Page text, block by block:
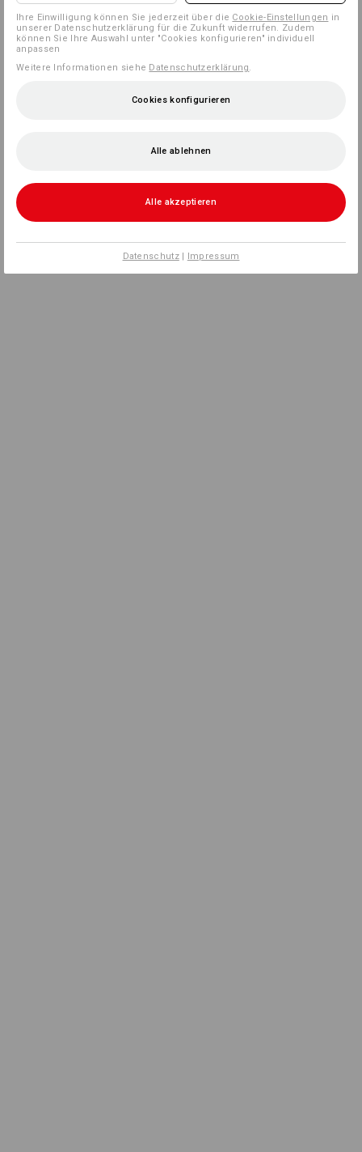
Ihre Einwilligung können Sie jederzeit über die Cookie-Einstellungen in
unserer Datenschutzerklärung für die Zukunft widerrufen. Zudem
können Sie Ihre Auswahl unter "Cookies konfigurieren" individuell
anpassen
Weitere Informationen siehe Datenschutzerklärung
Cookies konfigurieren
Alle ablehnen
Alle akzeptieren
Datenschutz| Impressum